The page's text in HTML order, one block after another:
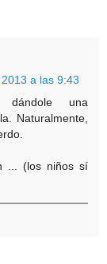
a las 9:43
dándole una
Naturalmente,
... (los niños sí